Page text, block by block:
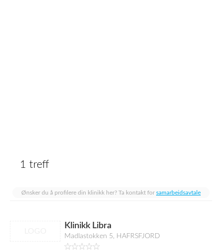
1 treff
Ønsker du å profilere din klinikk her? Ta kontakt for samarbeidsavtale
Klinikk Libra
Madlastokken 5, HAFRSFJORD